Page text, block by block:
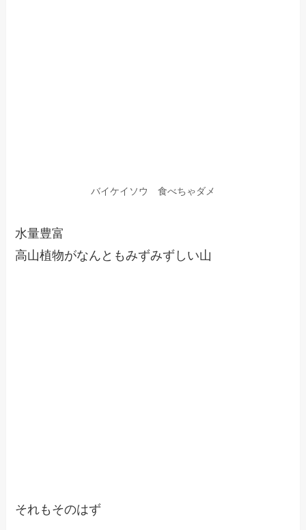
バイケイソウ 食べちゃダメ
水量豊富
高山植物がなんともみずみずしい山
それもそのはず